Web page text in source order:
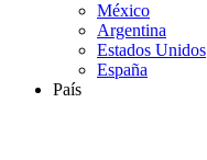
México
Argentina
Estados Unidos
España
País